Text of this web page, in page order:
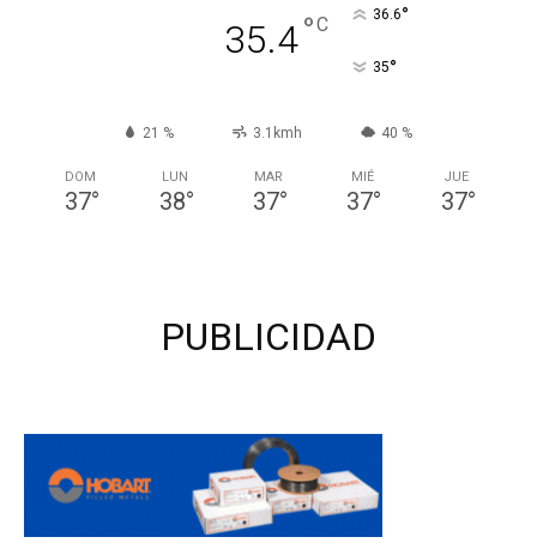
35.4°C 36.6°
35°
21 % 3.1kmh 40 %
DOM
37°
LUN
38°
MAR
37°
MIÉ
37°
JUE
37°
PUBLICIDAD